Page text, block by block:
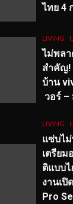
ไทย 4
LIVING
ไม่พล
สำคัญ!
บ้าน
วอร์ –
LIVING
แซ่บไ
เตรีย
ติแบบไ
งานเปิ
Pro